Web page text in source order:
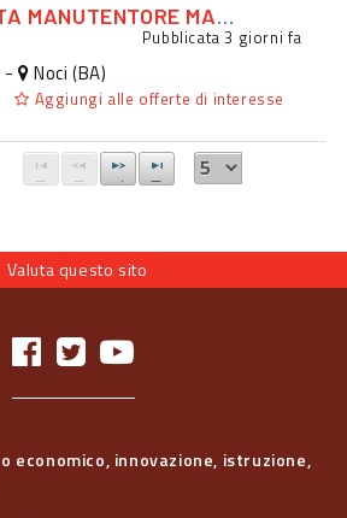
APPRENDISTA MANUTENTORE MACCHINARI
Pubblicata3 giorni fa
- Noci (BA)
Aggiungi alle offerte di interesse
Valuta questo sito
economico, innovazione, istruzione,